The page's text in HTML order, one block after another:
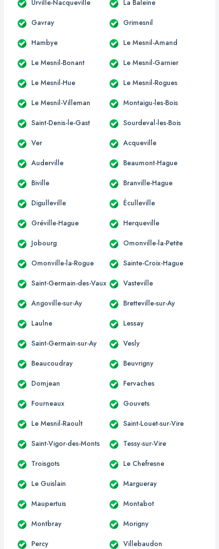
Urville-Nacqueville La Baleine
Gavray Grimesnil
Hambye Le Mesnil-Amand
Le Mesnil-Bonant Le Mesnil-Garnier
Le Mesnil-Hue Le Mesnil-Rogues
Le Mesnil-Villeman Montaigu-les-Bois
Saint-Denis-le-Gast Sourdeval-les-Bois
Ver Acqueville
Auderville Beaumont-Hague
Biville Branville-Hague
Digulleville Éculleville
Gréville-Hague Herqueville
Jobourg Omonville-la-Petite
Omonville-la-Rogue Sainte-Croix-Hague
Saint-Germain-des-Vaux Vasteville
Angoville-sur-Ay Bretteville-sur-Ay
Laulne Lessay
Saint-Germain-sur-Ay Vesly
Beaucoudray Beuvrigny
Domjean Fervaches
Fourneaux Gouvets
Le Mesnil-Raoult Saint-Louet-sur-Vire
Saint-Vigor-des-Monts Tessy-sur-Vire
Troisgots Le Chefresne
Le Guislain Margueray
Maupertuis Montabot
Montbray Morigny
Percy Villebaudon